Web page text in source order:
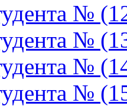
№
№
№
№